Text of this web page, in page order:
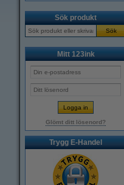
Sök produkt
Sök
Mitt 123ink
Glömt ditt lösenord?
Trygg E-Handel